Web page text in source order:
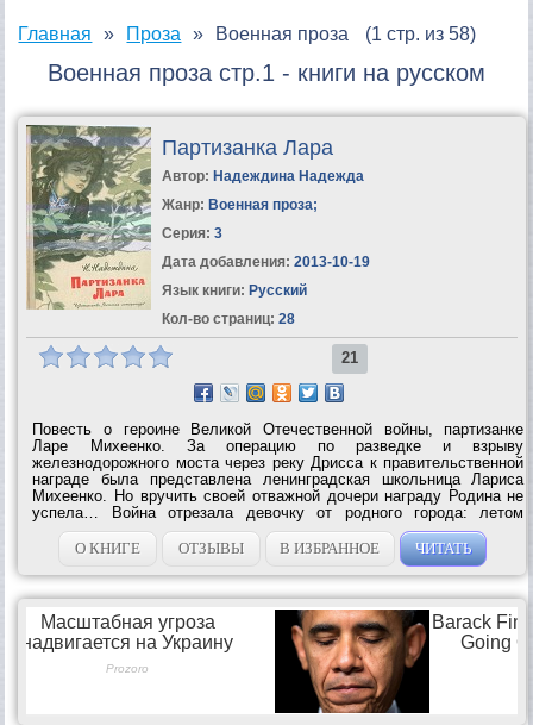
Главная Проза Военная проза (1 стр. из 58)
Военная проза стр.1 - книги на русском
Партизанка Лара
Автор: Надеждина Надежда
Жанр: Военная проза;
Серия: 3
Дата добавления: 2013-10-19
Язык книги: Русский
Кол-во страниц: 28
21
Повесть о героине Великой Отечественной войны, партизанке
Ларе Михеенко. За операцию по разведке и взрыву
железнодорожного моста через реку Дрисса к правительственной
награде была представлена ленинградская школьница Лариса
Михеенко. Но вручить своей отважной дочери награду Родина не
успела… Война отрезала девочку от родного города: летом
уехала она на каникулы в Пустошкинский район, а вернуться не
сумела — деревню...
О КНИГЕ ОТЗЫВЫ В ИЗБРАННОЕ ЧИТАТЬ